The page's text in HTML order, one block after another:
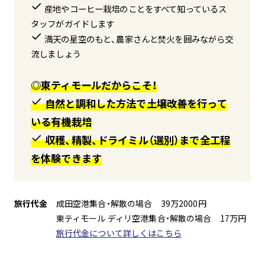
産地やコーヒー栽培のことをすべて知っているス
タッフがガイドします
満天の星空のもと、農家さんと焚火を囲みながら交
流しましょう
◎東ティモールだからこそ！
自然と調和した方法で土壌改善を行って
いる有機栽培
収穫、精製、ドライミル（選別）まで全工程
を体験できます
旅行代金 成田空港集合・解散の場合 39万2000円
東ティモール ディリ空港集合・解散の場合 17万円
旅行代金について詳しくはこちら